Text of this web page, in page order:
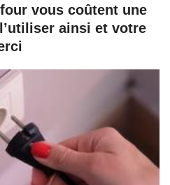
vous coûtent une
ainsi et votre